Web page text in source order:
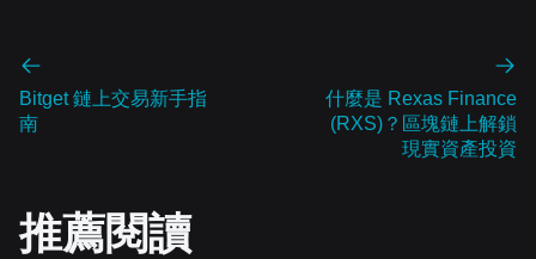
Bitget 鏈上交易新手指
南
什麼是 Rexas Finance
(RXS)？區塊鏈上解鎖
現實資產投資
推薦閱讀